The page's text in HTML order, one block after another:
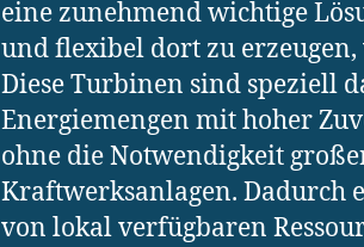
eine zunehmend wichtige
und flexibel dort zu
Diese Turbinen sind speziell
Energiemengen mit hoher
ohne die Notwendigkeit
Kraftwerksanlagen. Dadurch
von lokal verfügbaren